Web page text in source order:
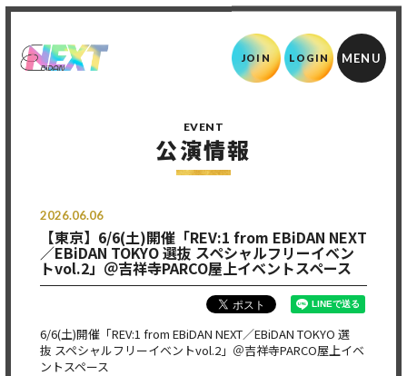
JOIN LOGIN
EVENT
公演情報
2026.06.06
【東京】6/6(土)開催「REV:1 from EBiDAN NEXT
／EBiDAN TOKYO 選抜 スペシャルフリーイベン
トvol.2」＠吉祥寺PARCO屋上イベントスペース
6/6(土)開催「REV:1 from EBiDAN NEXT／EBiDAN TOKYO 選
抜 スペシャルフリーイベントvol.2」＠吉祥寺PARCO屋上イベ
ントスペース